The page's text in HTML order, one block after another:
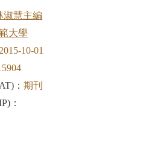
淑慧主編
大學
2015-10-01
： 期刊
：